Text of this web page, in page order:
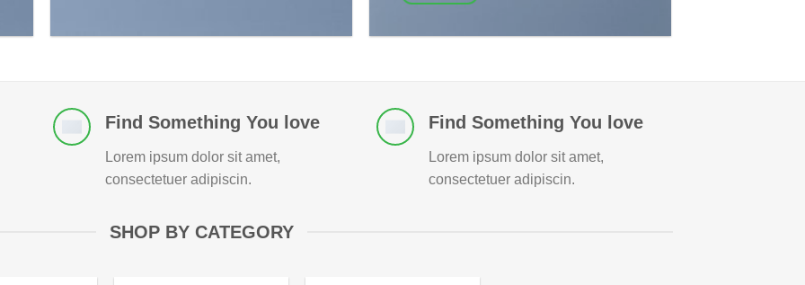
Find Something You love
Lorem ipsum dolor sit amet,
consectetuer adipiscin.
Find Something You love
Lorem ipsum dolor sit amet,
consectetuer adipiscin.
SHOP BY CATEGORY